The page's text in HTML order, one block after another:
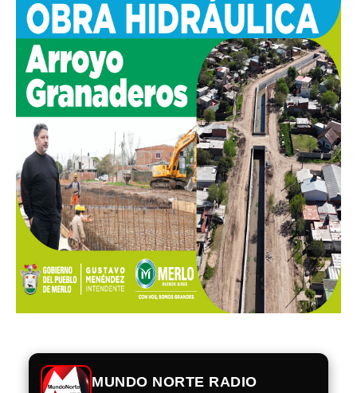
MUNDO NORTE RADIO